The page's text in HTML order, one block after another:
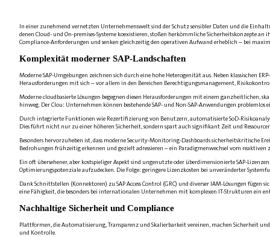
In einer zunehmend vernetzten Unternehmenswelt sind der Schutz sensibler Daten und die
denen Cloud- und On-premises-Systeme koexistieren, stoßen herkömmliche Sicherheitskonzepte
Compliance-Anforderungen und senken gleichzeitig den operativen Aufwand erheblich – bei
Komplexität moderner SAP-Landschaften
Moderne SAP-Umgebungen zeichnen sich durch eine hohe Heterogenität aus. Neben klassischen
Herausforderungen mit sich – vor allem in den Bereichen Berechtigungsmanagement,
Moderne cloudbasierte Lösungen begegnen diesen Herausforderungen mit einem ganzheitlichen,
hinweg. Der Clou: Unternehmen können bestehende SAP- und Non-SAP-Anwendungen
Durch integrierte Funktionen wie Rezertifizierung von Benutzern, automatisierte SoD-
Dies führt nicht nur zu einer höheren Sicherheit, sondern spart auch signifikant Zeit und
Besonders hervorzuheben ist, dass moderne Security-Monitoring-Dashboards
Bedrohungen frühzeitig erkennen und gezielt adressieren – ein Paradigmenwechsel vom
Ein oft übersehener, aber kostspieliger Aspekt sind ungenutzte oder überdimensionierte SAP-
Optimierungspotenziale aufzudecken. Die Folge: geringere Lizenzkosten bei unveränderter
Dank Schnittstellen (Konnektoren) zu SAP Access Control (GRC) und diverser IAM-Lösungen fügen
eine Fähigkeit, die besonders bei internationalen Unternehmen mit komplexen IT-Strukturen ein
Nachhaltige Sicherheit und Compliance
Plattformen, die Automatisierung, Transparenz und Skalierbarkeit vereinen, machen Sicherheit
und Kontrolle.